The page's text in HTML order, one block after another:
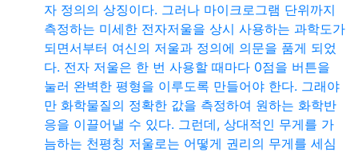
자 정의의 상징이다. 그러나 마이크로그램 단위까지
측정하는 미세한 전자저울을 상시 사용하는 과학도가
되면서부터 여신의 저울과 정의에 의문을 품게 되었
다. 전자 저울은 한 번 사용할 때마다 0점을 버튼을
눌러 완벽한 평형을 이루도록 만들어야 한다. 그래야
만 화학물질의 정확한 값을 측정하여 원하는 화학반
응을 이끌어낼 수 있다. 그런데, 상대적인 무게를 가
늠하는 천평칭 저울로는 어떻게 권리의 무게를 세심